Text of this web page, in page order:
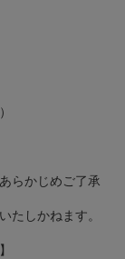
らかじめご了承
たしかねます。